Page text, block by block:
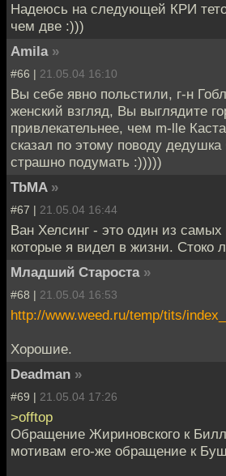
Надеюсь на следующей КРИ
чем две :)))
Amila »
#66 | 21.05.04 16:10
Вы себе явно польстили, г-н
женский взгляд, Вы выглядите
привлекательнее, чем m-lle
сказал по этому поводу
страшно подумать :)))))
TbMA »
#67 | 21.05.04 16:44
Ван Хелсинг - это один из
которые я видел в жизни. Стоко
Младший Староста »
#68 | 21.05.04 16:53
http://www.weed.ru/temp/tits/
Хорошие.
Deadman »
#69 | 21.05.04 17:26
>offtop
Обращение Жириновского к
мотивам его-же обращение к